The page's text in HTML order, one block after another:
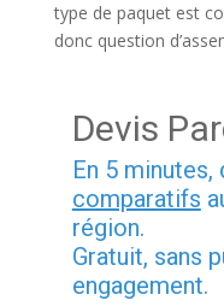
type de paquet est
donc question
Devis
En 5 minutes,
comparatifs
région.
Gratuit, sans
engagement.